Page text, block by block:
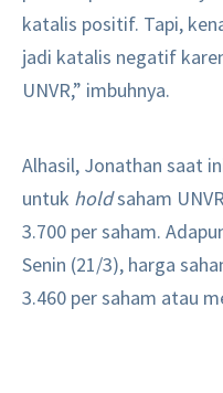
katalis positif. Tapi,
jadi katalis negatif
UNVR,” imbuhnya.
Alhasil, Jonathan saat
untuk holdsaham
3.700 per saham.
Senin (21/3), harga
3.460 per saham atau